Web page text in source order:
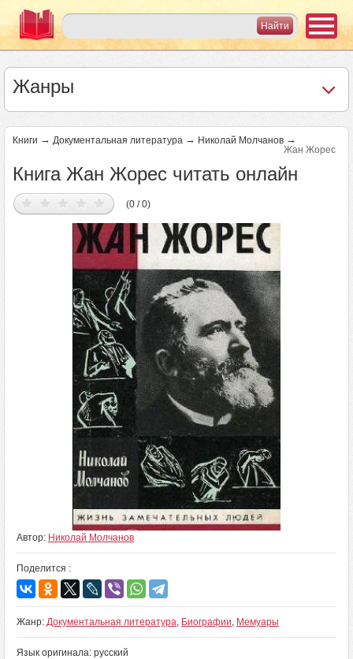
Жанры
Книги → Документальная литература → Николай Молчанов →
Жан Жорес
Книга Жан Жорес читать онлайн
(0 / 0)
Автор: Николай Молчанов
Поделится :
Жанр: Документальная литература, Биографии, Мемуары
Язык оригинала: русский